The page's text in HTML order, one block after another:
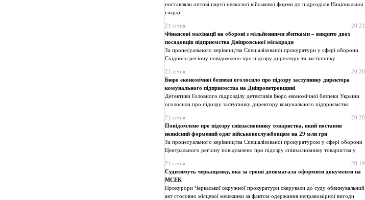
поставляли оптові партії неякісної військової форми до підрозділів Національної
гвардії
21 січня
20:21
Фінансові махінації на обороні з мільйонними збитками – викрито двох
посадовців підприємства Дніпровської міськради
За процесуального керівництва Спеціалізованої прокуратури у сфері оборони
Східного регіону повідомлено про підозру директору та заступнику
21 січня
20:20
Бюро економічної безпеки оголосило про підозру заступнику директора
комунального підприємства на Дніпропетровщині
Детективи Головного підрозділу детективів Бюро економічної безпеки України
оголосили про підозру заступнику директору комунального підприємства
21 січня
20:20
Повідомлено про підозру співзасновнику товариства, який поставив
неякісний формений одяг військовослужбовцям на 29 млн грн
За процесуального керівництва Спеціалізованої прокуратурою у сфері оборони
Центрального регіону повідомлено про підозру співзасновнику товариства у
21 січня
20:19
Судитимуть черкащанку, яка за гроші допомагала оформити документи на
МСЕК
Прокурори Черкаської окружної прокуратури скерували до суду обвинувальний
акт стосовно місцевої мешканки за фактом одержання неправомірної вигоди